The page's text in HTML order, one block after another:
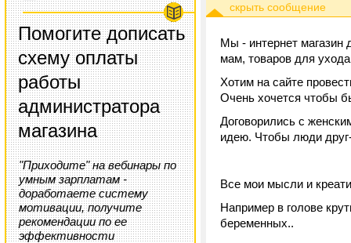
Помогите дописать
схему оплаты
работы
администратора
магазина
"Приходите" на вебинары по
умным зарплатам -
доработаете систему
мотивации, получите
рекомендации по ее
эффективности
Мы - интернет магазин
мам, товаров для
Хотим на сайте
Очень хочется чтобы
Договорились с
идею. Чтобы люди
Все мои мысли и
Например в голове
беременных..